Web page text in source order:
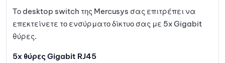
μένων
Το desktop switch της Mercusys σας επιτρέπει να
επεκτείνετε το ενσύρματο δίκτυο σας με 5x Gigabit
θύρες.
5x θύρες Gigabit RJ45